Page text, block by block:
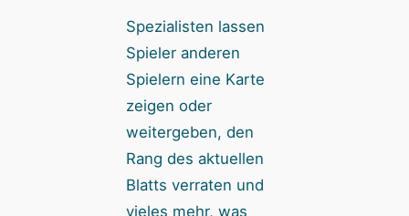
Spezialisten lassen
Spieler anderen
Spielern eine Karte
zeigen oder
weitergeben, den
Rang des aktuellen
Blatts verraten und
vieles mehr, was